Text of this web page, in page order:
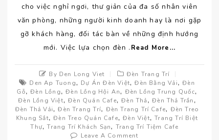
cho việc nghỉ ngơi, thư giản của đa số nhân viên
văn phòng, những người kinh doanh hay là nơi gặp
gỡ khách hàng, đối tác bàn về những định hướng
mới. Việc lựa chọn đèn . Read More...
By Den Long Viet
Đèn Trang Trí
Den Ap Tuong, Dự Án Đèn Việt,Đèn Bằng Vải,Đèn
Gỗ,Đèn Lồng,Đèn Lồng Hội An, Đèn Lồng Trung Quốc,
Đèn Lồng Việt,Đèn Quán Cafe,Đèn Thả,Đèn Thả Trần ,
Đèn Thả Vải,Đèn Trang Trí, Đèn Trang Trí Cafe, Đèn Treo
Khung Sắt,Đèn Treo Quán Cafe,Đèn Việt,Trang Trí Biệt
Thự,Trang Trí Khách Sạn, Trang Trí Tiệm Cafe
Leave A Comment